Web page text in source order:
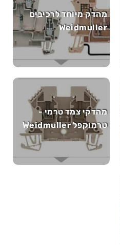
מהדק מיוחד לרכיבים
Weidmuller
מהדקי צמד טרמי -
טרמוקפל Weidmuller